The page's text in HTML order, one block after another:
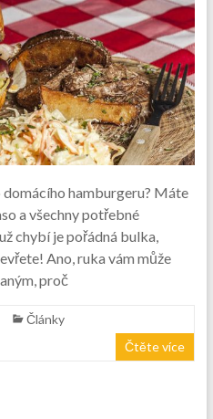
hamburgeru? Máte
a všechny potřebné
chybí je pořádná bulka,
Ano, ruka vám může
proč
Články
Čtěte více